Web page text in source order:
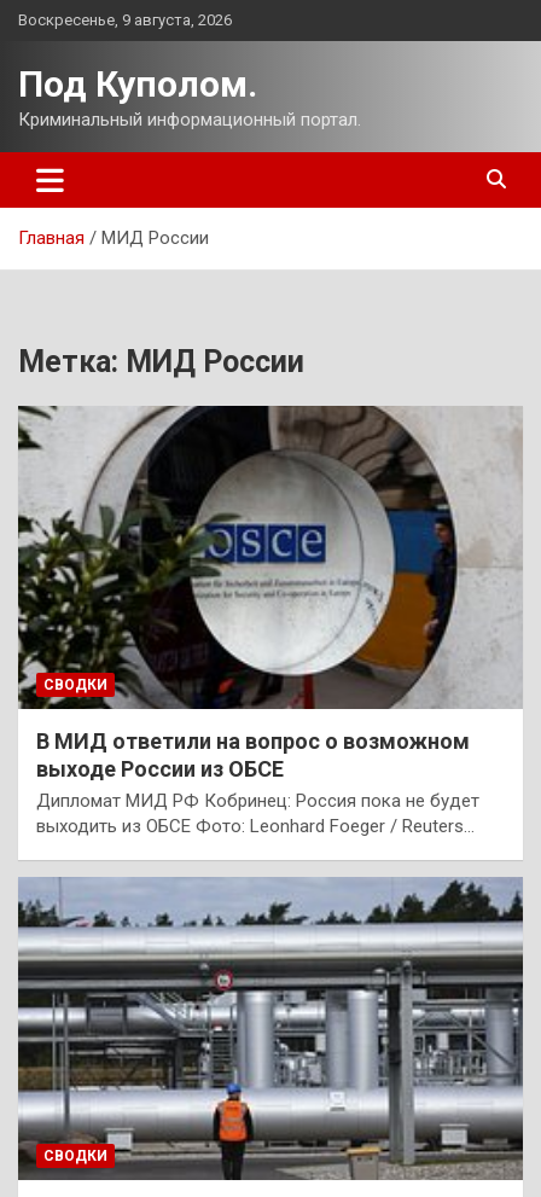
Перейти
Воскресенье, 9 августа, 2026
Под Куполом.
Криминальный информационный портал.
Главная МИД России
Метка: МИД России
СВОДКИ
В МИД ответили на вопрос о возможном
выходе России из ОБСЕ
Дипломат МИД РФ Кобринец: Россия пока не будет
выходить из ОБСЕ Фото: Leonhard Foeger / Reuters…
СВОДКИ